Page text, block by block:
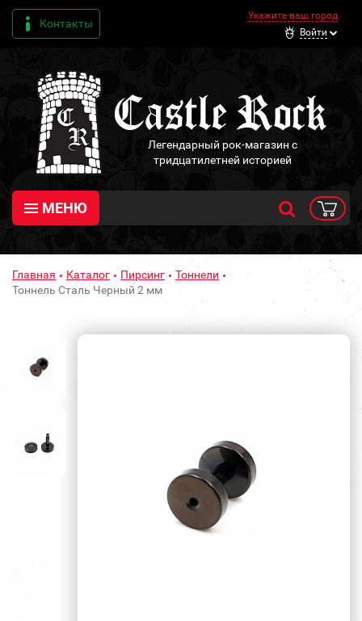
Контакты
Укажите ваш город
Войти
Легендарный рок-магазин с
тридцатилетней историей
МЕНЮ
Главная Каталог Пирсинг
Тоннели
Тоннель Сталь Черный 2 мм